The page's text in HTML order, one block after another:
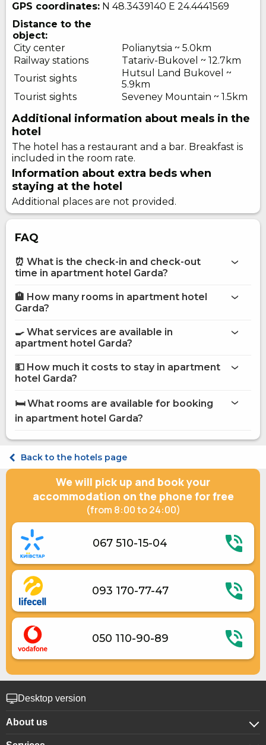
GPS coordinates: N 48.3439140 E 24.4441569
Distance to the
object:
City center
Polianytsia ~ 5.0km
Railway stations
Tatariv-Bukovel ~ 12.7km
Tourist sights
Hutsul Land Bukovel ~
5.9km
Tourist sights
Seveney Mountain ~ 1.5km
Additional information about meals in the
hotel
The hotel has a restaurant and a bar. Breakfast is
included in the room rate.
Information about extra beds when
staying at the hotel
Additional places are not provided.
FAQ
⏰ What is the check-in and check-out
time in apartment hotel Garda?
More information about Apartment hotel Garda
🏨 How many rooms in apartment hotel
Garda?
🍳 What services are available in
apartment hotel Garda?
Bar
Parking
Restaurant
Room service
💵 How much it costs to stay in apartment
hotel Garda?
🛏️ What rooms are available for booking
in apartment hotel Garda?
Apartament Double №2
Apartament Double +
Back to the hotels page
We will pick up and book your
accommodation on the phone for free
(from 8:00 to 24:00)
067 510-15-04
093 170-77-47
050 110-90-89
Desktop version
About us